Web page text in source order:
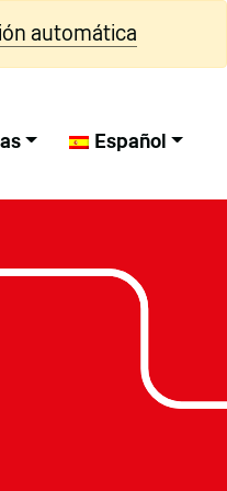
automática
Español